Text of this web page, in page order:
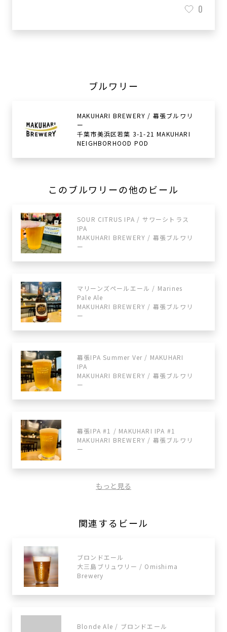
0
ブルワリー
MAKUHARI BREWERY / 幕張ブルワリ
ー
千葉市美浜区若葉 3-1-21 MAKUHARI
NEIGHBORHOOD POD
このブルワリーの他のビール
SOUR CITRUS IPA / サワーシトラス
IPA
MAKUHARI BREWERY / 幕張ブルワリ
ー
マリーンズペールエール / Marines
Pale Ale
MAKUHARI BREWERY / 幕張ブルワリ
ー
幕張IPA Summer Ver / MAKUHARI
IPA
MAKUHARI BREWERY / 幕張ブルワリ
ー
幕張IPA #1 / MAKUHARI IPA #1
MAKUHARI BREWERY / 幕張ブルワリ
ー
もっと見る
関連するビール
ブロンドエール
大三島ブリュワリー / Omishima
Brewery
Blonde Ale / ブロンドエール